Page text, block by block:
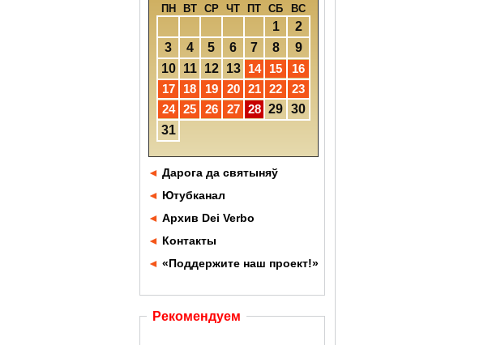
ПН ВТ СР ЧТ ПТ СБ ВС
1
2
3
4 5 6 7 8
9
10
11 12 13 14 15
16
17
18 19 20 21 22
23
24
25 26 27 28 29 30
31
◄ Дарога да святыняў
◄ Ютубканал
◄ Архив Dei Verbo
◄ Контакты
◄ «Поддержите наш проект!»
Рекомендуем